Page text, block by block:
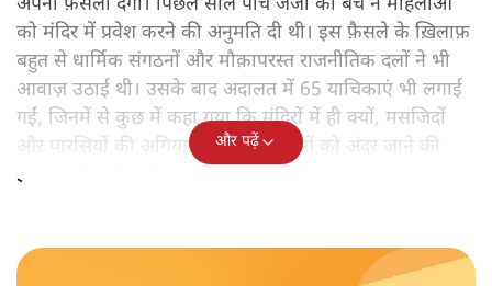
को मंदिर में प्रवेश करने की अनुमति दी थी। इस फ़ैसले के ख़िलाफ़
बहुत से धार्मिक संगठनों और मौक़ापरस्त राजनीतिक दलों ने भी
आवाज़ उठाई थी। उसके बाद अदालत में 65 याचिकाएं भी लगाई
गईं, जिनमें से कुछ में कहा गया कि मंदिरों में ही क्यों, मसजिदों
और पारसियों की अगियारी में भी महिलाओं को अंदर जाने की
इजाजत मिलनी चाहिए।
और पढ़ें